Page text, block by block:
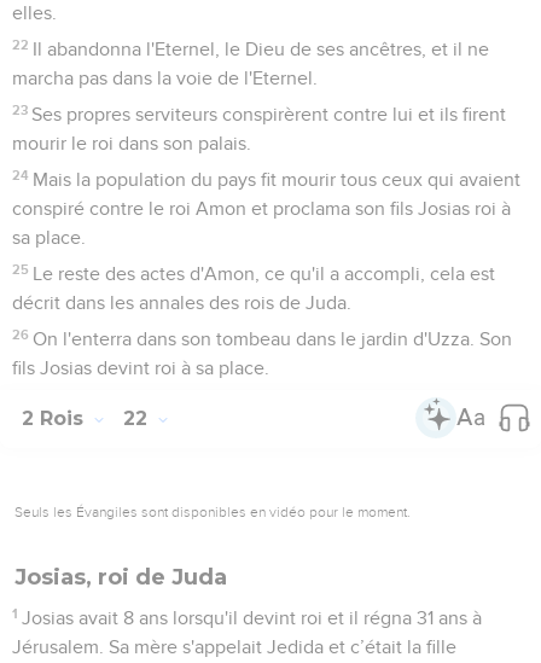
elles.
22 Il abandonna l'Eternel, le Dieu de ses ancêtres, et il ne
marcha pas dans la voie de l'Eternel.
23 Ses propres serviteurs conspirèrent contre lui et ils firent
mourir le roi dans son palais.
24 Mais la population du pays fit mourir tous ceux qui avaient
conspiré contre le roi Amon et proclama son fils Josias roi à
sa place.
25 Le reste des actes d'Amon, ce qu'il a accompli, cela est
décrit dans les annales des rois de Juda.
26 On l'enterra dans son tombeau dans le jardin d'Uzza. Son
fils Josias devint roi à sa place.
2 Rois 22
Seuls les Évangiles sont disponibles en vidéo pour le moment.
Josias, roi de Juda
1 Josias avait 8 ans lorsqu'il devint roi et il régna 31 ans à
Jérusalem. Sa mère s'appelait Jedida et c’était la fille